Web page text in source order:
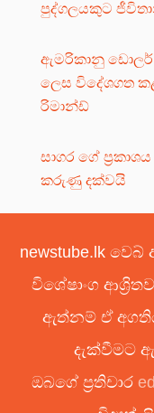
පුද්ගලයකුට
ඇමරිකානු
ලෙස විදේශගත
රිමාන්ඩ්
සාගර ගේ
කරුණු දක්වයි
newstube.lk
විශේෂාංග
ඇත්නම් ඒ
දැක්වීමට
ඔබගේ ප්‍රතිචාර